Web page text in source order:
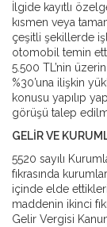
İlgide kayıtlı
kısmen veya
çeşitli şekillerde
otomobil temin
5.500 TL’nin
%30’una ilişkin
konusu yapılıp
görüşü talep
GELİR VE
5520 sayılı
fıkrasında
içinde elde
maddenin ikinci
Gelir Vergisi